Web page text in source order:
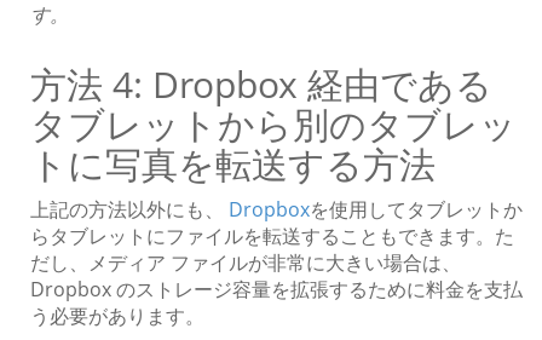
す。
方法 4: Dropbox 経由である
タブレットから別のタブレッ
トに写真を転送する方法
上記の方法以外にも、 Dropboxを使用してタブレットか
らタブレットにファイルを転送することもできます。た
だし、メディア ファイルが非常に大きい場合は、
Dropbox のストレージ容量を拡張するために料金を支払
う必要があります。